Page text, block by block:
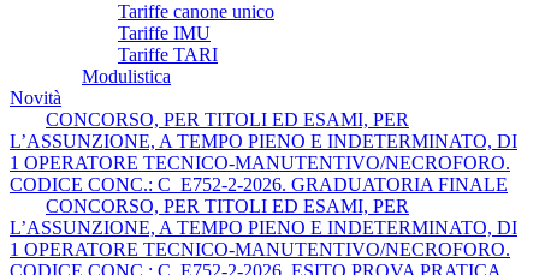
Tariffe canone unico
Tariffe IMU
Tariffe TARI
Modulistica
Novità
CONCORSO, PER TITOLI ED ESAMI, PER
L’ASSUNZIONE, A TEMPO PIENO E INDETERMINATO, DI
1 OPERATORE TECNICO-MANUTENTIVO/NECROFORO.
CODICE CONC.: C_E752-2-2026. GRADUATORIA FINALE
CONCORSO, PER TITOLI ED ESAMI, PER
L’ASSUNZIONE, A TEMPO PIENO E INDETERMINATO, DI
1 OPERATORE TECNICO-MANUTENTIVO/NECROFORO.
CODICE CONC.: C_E752-2-2026. ESITO PROVA PRATICA